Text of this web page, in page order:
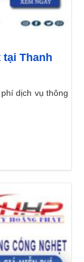
Thanh
dịch vụ thông